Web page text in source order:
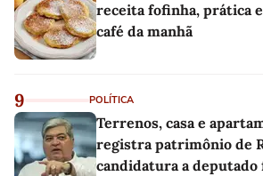
receita fofinha, prática
café da manhã
9 POLÍTICA
Terrenos, casa e
registra patrimônio de
candidatura a deputado